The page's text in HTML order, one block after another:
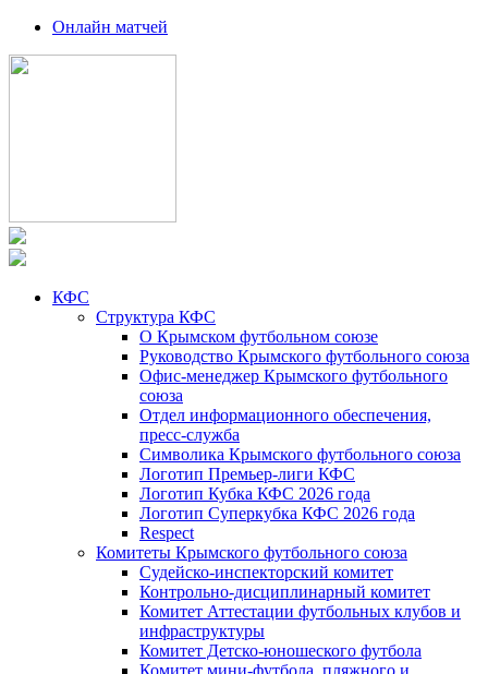
Онлайн матчей
КФС
Структура КФС
О Крымском футбольном союзе
Руководство Крымского футбольного союза
Офис-менеджер Крымского футбольного
союза
Отдел информационного обеспечения,
пресс-служба
Символика Крымского футбольного союза
Логотип Премьер-лиги КФС
Логотип Кубка КФС 2026 года
Логотип Суперкубка КФС 2026 года
Respect
Комитеты Крымского футбольного союза
Судейско-инспекторский комитет
Контрольно-дисциплинарный комитет
Комитет Аттестации футбольных клубов и
инфраструктуры
Комитет Детско-юношеского футбола
Комитет мини-футбола, пляжного и